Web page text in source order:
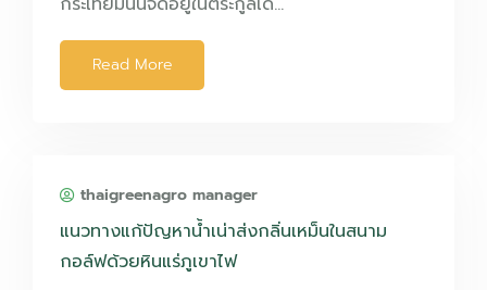
Read More
thaigreenagro manager
แนวทางแก้ปัญหาน้ำเน่าส่งกลิ่นเหม็นในสนาม
กอล์ฟด้วยหินแร่ภูเขาไฟ